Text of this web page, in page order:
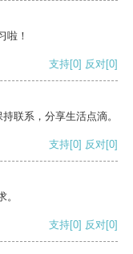
啦！
支持[0] 反对[0]
联系，分享生活点滴。
支持[0] 反对[0]
支持[0] 反对[0]